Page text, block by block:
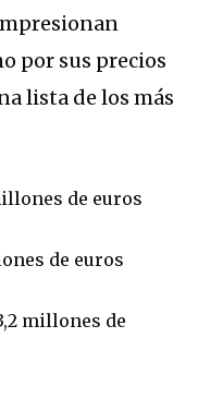
por sus precios
lista de los más
de euros
de euros
millones de